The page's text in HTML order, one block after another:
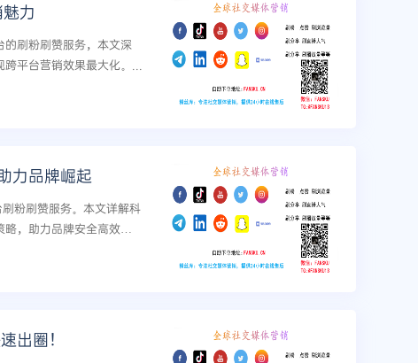
力
刷粉刷赞服务，本文深
平台营销效果最大化。...
力品牌崛起
粉刷赞服务。本文详解科
，助力品牌安全高效提
出圈！